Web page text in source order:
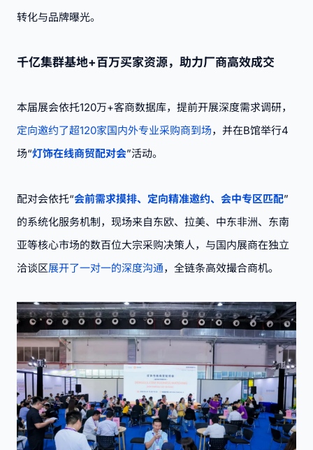
转化与品牌曝光。
千亿集群基地+百万买家资源，助力厂商高效成交
本届展会依托120万+客商数据库，提前开展深度需求调研，
定向邀约了超120家国内外专业采购商到场，并在B馆举行4
场“灯饰在线商贸配对会”活动。
配对会依托“会前需求摸排、定向精准邀约、会中专区匹配”
的系统化服务机制，现场来自东欧、拉美、中东非洲、东南
亚等核心市场的数百位大宗采购决策人，与国内展商在独立
洽谈区展开了一对一的深度沟通，全链条高效撮合商机。